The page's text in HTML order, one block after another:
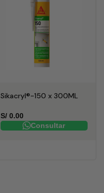
Sikacryl®-150 x 300ML
S/ 0.00
Consultar